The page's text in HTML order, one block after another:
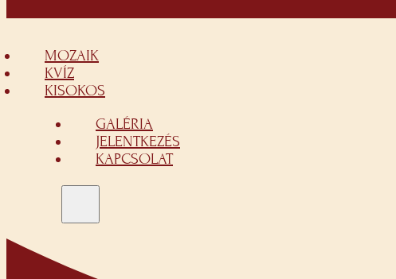
MOZAIK
KVÍZ
KISOKOS
GALÉRIA
JELENTKEZÉS
KAPCSOLAT